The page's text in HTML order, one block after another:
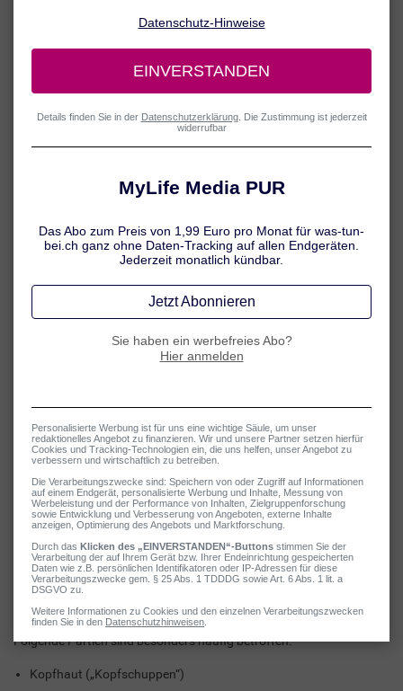
und Hautrötungen einhergehen. Grundsätzlich ist in Bezug auf die
Säuglingen bzw. Kindern zu unterscheiden.
Seborrhoisches Ekzem bei Säuglingen
Bei Säuglingen tritt das seborrhoische Ekzem meist in den ersten
Lebenswochen auf und zeigt sich durch fettige, gelblich-weisse,
Säuglingsekzem). Zu Beginn ist die Haut in der Regel nicht gerötet.
Im Verlauf können Schuppen und Haare verkleben, ausserdem
Windelbereich) Schuppen bilden.
Das seborrhoische Ekzem ist nicht gefährlich und heilt bei
Säuglingen meist innerhalb von drei Monaten von selbst ab.
später (ab dem 3. Lebensmonat) auftritt und häufig nässt. Suchen
Sie einen Kinderarzt zur exakten Diagnose auf.
Seborrhoisches Ekzem bei
Erwachsenen
Im Erwachsenenalter zeigt sich das seborrhoische Ekzem in Form
in denen die Talgaktivität erhöht ist.
Folgende Partien sind besonders häufig betroffen:
Kopfhaut („Kopfschuppen“)